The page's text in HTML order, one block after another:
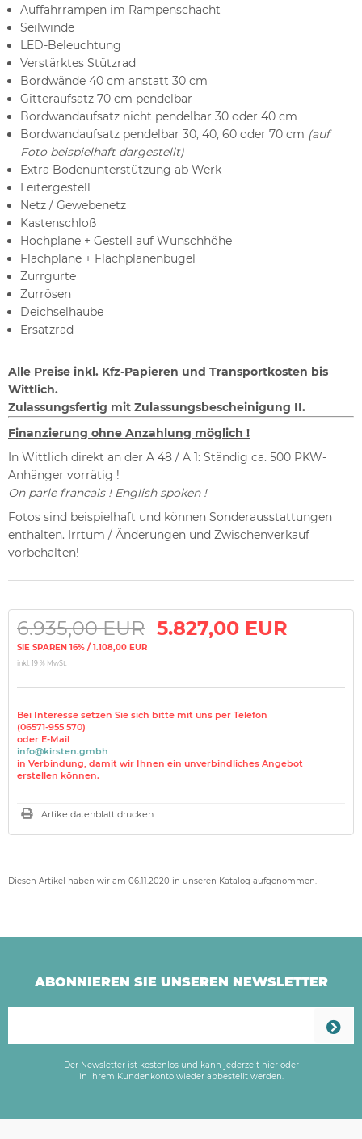
Auffahrrampen im Rampenschacht
Seilwinde
LED-Beleuchtung
Verstärktes Stützrad
Bordwände 40 cm anstatt 30 cm
Gitteraufsatz 70 cm pendelbar
Bordwandaufsatz nicht pendelbar 30 oder 40 cm
Bordwandaufsatz pendelbar 30, 40, 60 oder 70 cm (auf
Foto beispielhaft dargestellt)
Extra Bodenunterstützung ab Werk
Leitergestell
Netz / Gewebenetz
Kastenschloß
Hochplane + Gestell auf Wunschhöhe
Flachplane + Flachplanenbügel
Zurrgurte
Zurrösen
Deichselhaube
Ersatzrad
Alle Preise inkl. Kfz-Papieren und Transportkosten bis
Wittlich.
Zulassungsfertig mit Zulassungsbescheinigung II.
Finanzierung ohne Anzahlung möglich !
In Wittlich direkt an der A 48 / A 1: Ständig ca. 500 PKW-
Anhänger vorrätig !
On parle francais ! English spoken !
Fotos sind beispielhaft und können Sonderausstattungen
enthalten. Irrtum / Änderungen und Zwischenverkauf
vorbehalten!
6.935,00 EUR 5.827,00 EUR
SIE SPAREN 16% / 1.108,00 EUR
inkl. 19 % MwSt.
Bei Interesse setzen Sie sich bitte mit uns per Telefon
(06571-955 570)
oder E-Mail
info@kirsten.gmbh
in Verbindung, damit wir Ihnen ein unverbindliches Angebot
erstellen können.
Artikeldatenblatt drucken
Diesen Artikel haben wir am 06.11.2020 in unseren Katalog aufgenommen.
ABONNIEREN SIE UNSEREN NEWSLETTER
Der Newsletter ist kostenlos und kann jederzeit hier oder
in Ihrem Kundenkonto wieder abbestellt werden.